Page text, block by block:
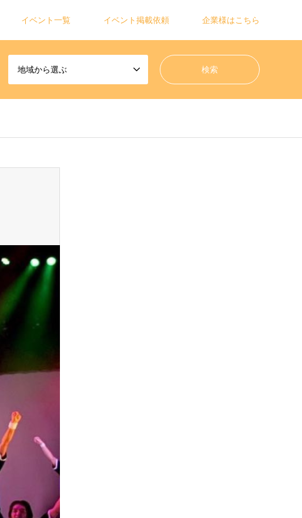
イベント一覧 イベント掲載依頼 企業様はこちら
地域から選ぶ